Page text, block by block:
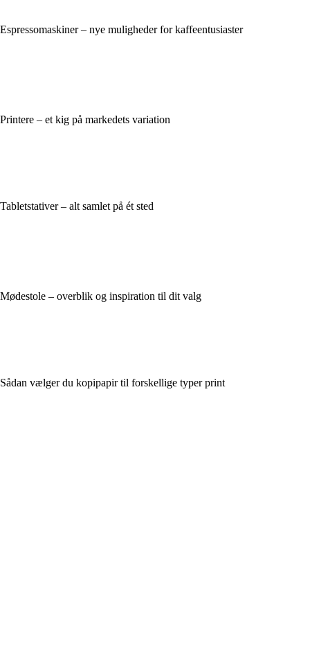
Espressomaskiner – nye muligheder for kaffeentusiaster
Printere – et kig på markedets variation
Tabletstativer – alt samlet på ét sted
Mødestole – overblik og inspiration til dit valg
Sådan vælger du kopipapir til forskellige typer print